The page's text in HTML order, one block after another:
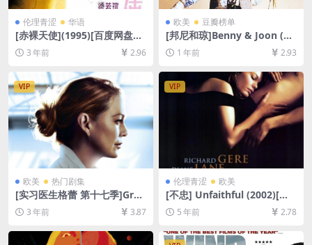
伦理青涩 华语
[赤裸天使](1995)[百度网盘
+迅雷云盘DVD原盘高清未删
减资源][网盘下载][MP4/4.4G
B][粤语中字]【手机/平板无法
在线播放，请使用电脑下载防
和谐压缩包（含解压密码）】
3 年前 2.96
欧美 豆瓣榜单
[邦尼和琼]Benny & Joon (19
93)[百度网盘+夸克网盘1080P
超清未删减资源][网盘在线播
放/下载][MP4/6.9GB][中英字
幕]
1 年前 2.93
VIP
欧美 热门剧集
[实习医生格蕾 第十七季]Gre
y’s Anatomy Season 17 (20
20)[百度网盘+夸克网盘1080P
超清未删减资源][网盘在线播
放/下载][MP4/32GB][奈飞官
3 年前 3.87
VIP
伦理青涩 欧美
[不忠] Unfaithful (2002)[百
度网盘+迅雷云盘资源1080P
超清未删减][MP4/7.1GB][中
英字幕]【视频文件+防和谐压
缩包（含解压密码）】
5 年前 2.78